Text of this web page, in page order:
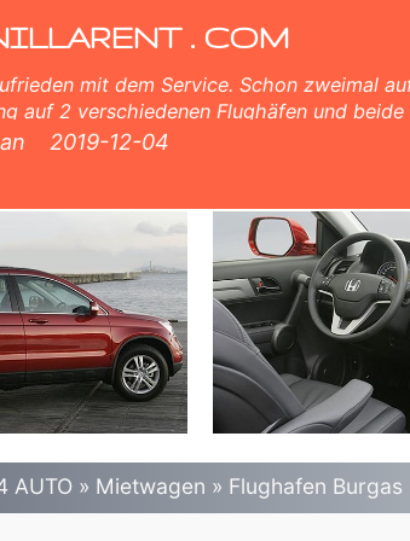
in Bulgarien
. COM
mit dem Service. Schon zweimal
auf 2 verschiedenen Flughäfen und
was ich verlangt habe. Korrekter und
2019-12-04
AUTO» Mietwagen » Flughafen Burgas